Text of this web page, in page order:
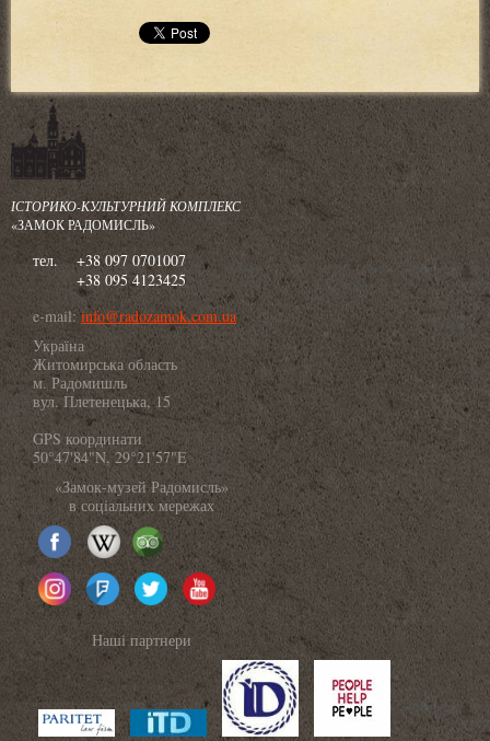
ІСТОРИКО-КУЛЬТУРНИЙ КОМПЛЕКС
«ЗАМОК РАДОМИСЛЬ»
тел.
+38 097 0701007
+38 095 4123425
e-mail:info@radozamok.com.ua
Україна
Житомирська область
м. Радомишль
вул. Плетенецька, 15
GPS координати
50°47'84"N, 29°21'57"E
«Замок-музей Радомисль»
в соціальних мережах
Наші партнери